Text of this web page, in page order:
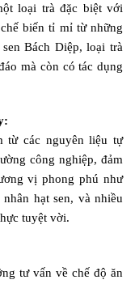
loại trà đặc biệt với
biến tỉ mỉ từ những
Bách Diệp, loại trà
mà còn có tác dụng
từ các nguyên liệu tự
công nghiệp, đảm
vị phong phú như
hạt sen, và nhiều
tuyệt vời.
tư vấn về chế độ ăn